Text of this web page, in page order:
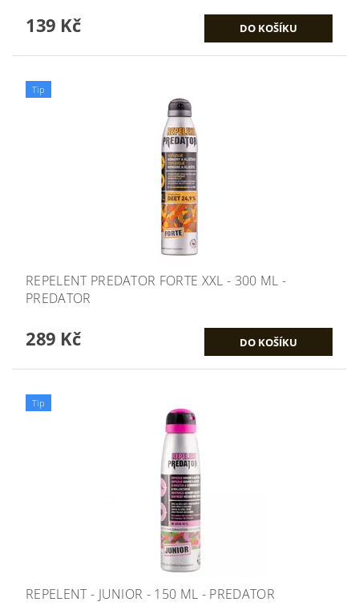
139 Kč
Tip
REPELENT PREDATOR FORTE XXL - 300 ML -
PREDATOR
289 Kč
Tip
REPELENT - JUNIOR - 150 ML - PREDATOR